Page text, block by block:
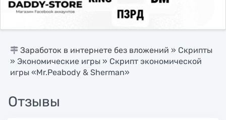
Заработок в интернете без вложений » Скрипты
» Экономические игры » Скрипт экономической
игры «Mr.Peabody & Sherman»
Отзывы